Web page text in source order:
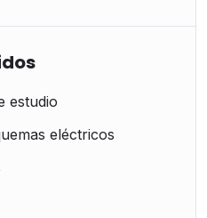
estudio
eléctricos